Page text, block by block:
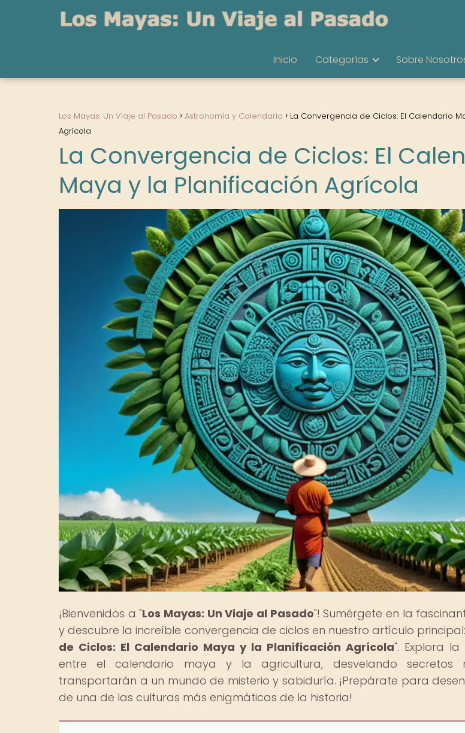
Inicio Categorías Sobre
Los Mayas: Un Viaje al Pasado Astronomía y Calendario
La Convergencia de Ciclos: El Calendario
Agrícola
La Convergencia de Ciclos: El
Maya y la Planificación Agrícola
¡Bienvenidos a "Los Mayas: Un Viaje al Pasado"! Sumérgete en la
y descubre la increíble convergencia de ciclos en nuestro artículo
de Ciclos: El Calendario Maya y la Planificación Agrícola". Explora
entre el calendario maya y la agricultura, desvelando secretos
transportarán a un mundo de misterio y sabiduría. ¡Prepárate para
de una de las culturas más enigmáticas de la historia!